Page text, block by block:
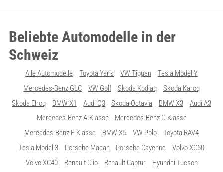
Beliebte Automodelle in der
Schweiz
Alle Automodelle Toyota Yaris VW Tiguan
Tesla Model Y
Mercedes-Benz GLC
VW Golf Skoda Kodiaq
Skoda Karoq
Skoda Elroq
BMW X1 Audi Q3 Skoda Octavia BMW X3
Audi A3
Mercedes-Benz A-Klasse
Mercedes-Benz C-Klasse
Mercedes-Benz E-Klasse
BMW X5 VW Polo
Toyota RAV4
Tesla Model 3
Porsche Macan Porsche Cayenne
Volvo XC60
Volvo XC40
Renault Clio Renault Captur
Hyundai Tucson